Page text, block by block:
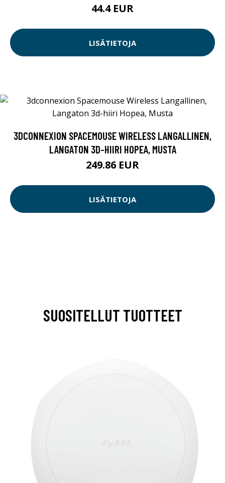
44.4 EUR
LISÄTIETOJA
3DCONNEXION SPACEMOUSE WIRELESS LANGALLINEN,
LANGATON 3D-HIIRI HOPEA, MUSTA
249.86 EUR
LISÄTIETOJA
SUOSITELLUT TUOTTEET